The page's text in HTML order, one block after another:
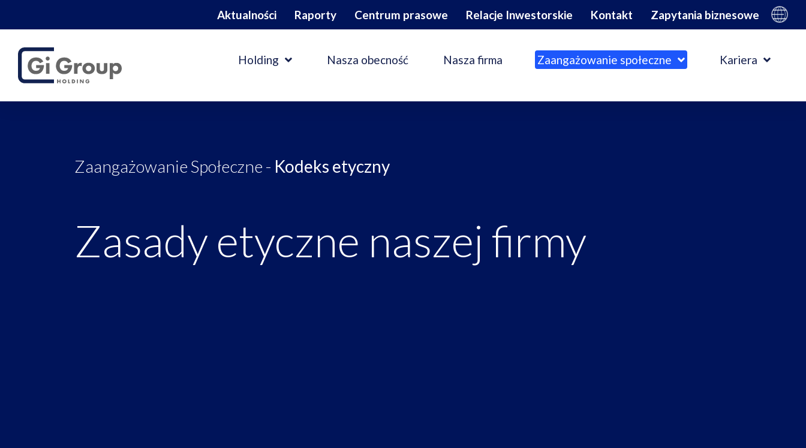
Aktualności Raporty Centrum prasowe Relacje Inwestorskie Kontakt Zapytania biznesowe
Holding Nasza obecność Nasza firma Zaangażowanie społeczne Kariera
Zaangażowanie Społeczne - Kodeks etyczny
Zasady etyczne naszej firmy